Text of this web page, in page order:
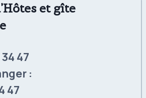
et gîte
47
:
47